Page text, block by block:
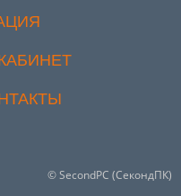
© SecondPC (СекондПК)